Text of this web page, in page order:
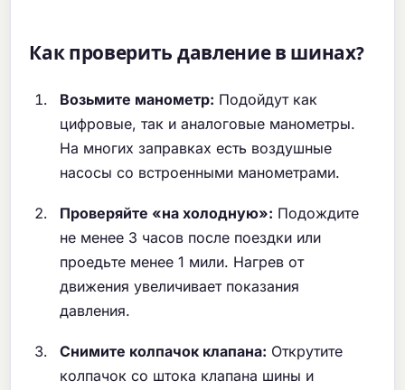
Как проверить давление в шинах?
Возьмите манометр: Подойдут как
цифровые, так и аналоговые манометры.
На многих заправках есть воздушные
насосы со встроенными манометрами.
Проверяйте «на холодную»: Подождите
не менее 3 часов после поездки или
проедьте менее 1 мили. Нагрев от
движения увеличивает показания
давления.
Снимите колпачок клапана: Открутите
колпачок со штока клапана шины и